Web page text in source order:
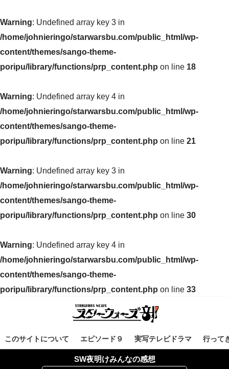
Warning: Undefined array key 3 in
/home/johnieringo/starwarsbu.com/public_html/wp-
content/themes/sango-theme-
poripu/library/functions/prp_content.php on line 18
Warning: Undefined array key 4 in
/home/johnieringo/starwarsbu.com/public_html/wp-
content/themes/sango-theme-
poripu/library/functions/prp_content.php on line 21
Warning: Undefined array key 3 in
/home/johnieringo/starwarsbu.com/public_html/wp-
content/themes/sango-theme-
poripu/library/functions/prp_content.php on line 30
Warning: Undefined array key 4 in
/home/johnieringo/starwarsbu.com/public_html/wp-
content/themes/sango-theme-
poripu/library/functions/prp_content.php on line 33
このサイトについて エピソード９ 実写テレビドラマ 行って
SW夜明けみんなの感想